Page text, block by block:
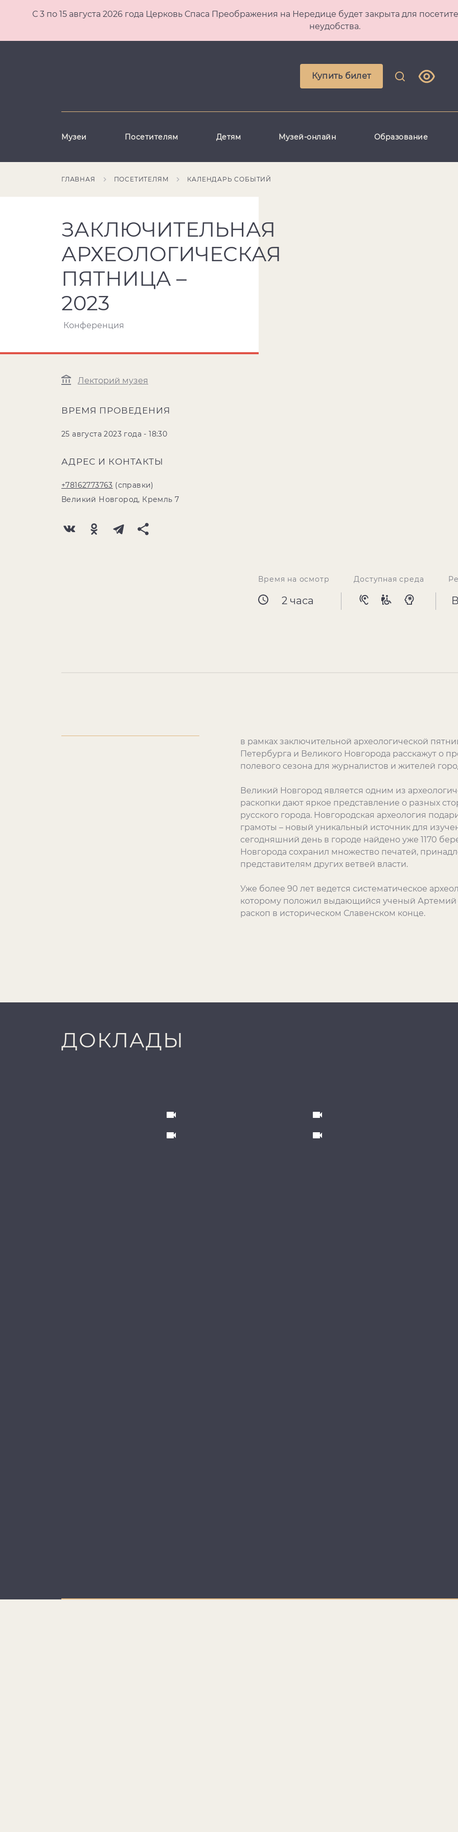
С 3 по 15 августа 2026 года Церковь Спаса Преображения на Нередице будет закрыта для
неудобства.
Купить билет
Музеи Посетителям Детям Музей-онлайн Образование
ГЛАВНАЯ ПОСЕТИТЕЛЯМ КАЛЕНДАРЬ СОБЫТИЙ
ЗАКЛЮЧИТЕЛЬНАЯ
АРХЕОЛОГИЧЕСКАЯ
ПЯТНИЦА –
2023
Конференция
Лекторий музея
ВРЕМЯ ПРОВЕДЕНИЯ
25 августа 2023 года - 18:30
АДРЕС И КОНТАКТЫ
+78162773763 (справки)
Великий Новгород, Кремль 7
Время на осмотр
2 часа
Доступная среда
в рамках заключительной археологической
Петербурга и Великого Новгорода расскажут о
полевого сезона для журналистов и жителей
Великий Новгород является одним из
раскопки дают яркое представление о разных
русского города. Новгородская археология
грамоты – новый уникальный источник для
сегодняшний день в городе найдено уже 1170
Новгорода сохранил множество печатей,
представителям других ветвей власти.
Уже более 90 лет ведется систематическое
которому положил выдающийся ученый Артемий
раскоп в историческом Славенском конце.
ДОКЛАДЫ